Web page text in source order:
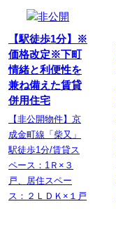
【駅徒歩1分】※
価格改定※下町
情緒と利便性を
兼ね備えた賃貸
併用住宅
【非公開物件】京
成金町線「柴又」
駅徒歩1分/賃貸ス
ペース：1Ｒ×３
戸、居住スペー
ス：２ＬＤＫ×１戸